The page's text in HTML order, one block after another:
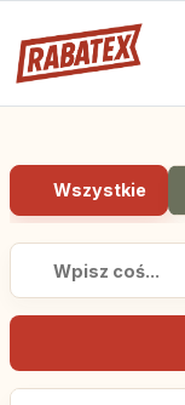
Wszystkie